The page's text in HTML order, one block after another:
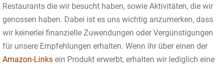
Restaurants die wir besucht haben, sowie Aktivitäten, die wir
genossen haben. Dabei ist es uns wichtig anzumerken, dass
wir keinerlei finanzielle Zuwendungen oder Vergünstigungen
für unsere Empfehlungen erhalten. Wenn ihr über einen der
Amazon-Links ein Produkt erwerbt, erhalten wir lediglich eine